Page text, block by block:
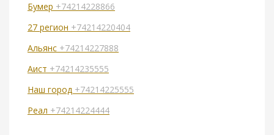
Бумер +74214228866
27 регион +74214220404
Альянс +74214227888
Аист +74214235555
Наш город +74214225555
Реал +74214224444